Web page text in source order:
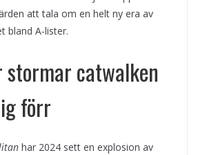
att tala om en helt ny era av
bland A-lister.
stormar catwalken
förr
har 2024 sett en explosion av